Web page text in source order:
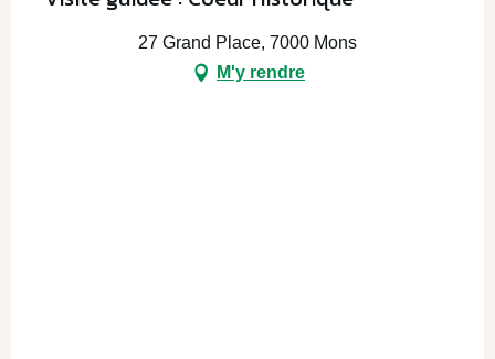
27 Grand Place, 7000 Mons
M'y rendre